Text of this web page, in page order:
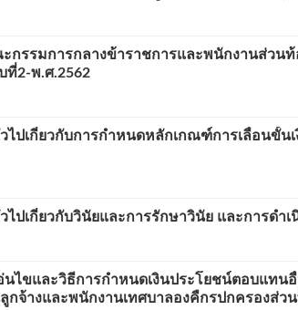
รรมการกลางข้าราชการและพนักงานส่วนท้
ที่2-พ.ศ.2562
ปเกี่ยวกับการกำหนดหลักเกณฑ์การเลื่อนขั้น
ปเกี่ยวกับวินัยและการรักษาวินัย และการดำเ
ไขและวิธีการกำหนดเงินประโยชน์ตอบแทน
กจ้างและพนักงานเทศบาลองคืกรปกครองส่ว